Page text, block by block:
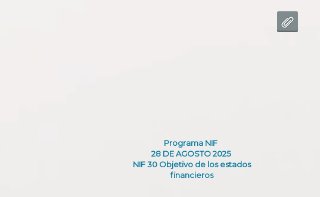
Programa NIF
28 DE AGOSTO 2025
NIF 30 Objetivo de los estados
financieros